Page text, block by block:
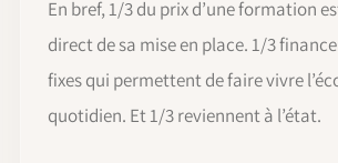
En bref, 1/3 du prix d’une formation
direct de sa mise en place. 1/3
fixes qui permettent de faire vivre
quotidien. Et 1/3 reviennent à l’état.